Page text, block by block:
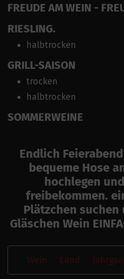
FREUDE AM WEIN -
RIESLING.
halbtrocken
GRILL-SAISON
trocken
halbtrocken
SOMMERWEINE
Endlich
bequeme Hose
hochlegen
freibekommen.
Plätzchen
Gläschen Wein
Wein Land